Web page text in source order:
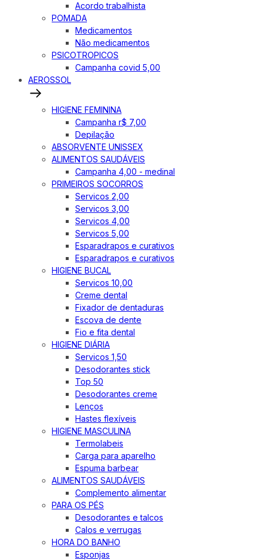
Acordo trabalhista
POMADA
Medicamentos
Não medicamentos
PSICOTROPICOS
Campanha covid 5,00
AEROSSOL
HIGIENE FEMININA
Campanha r$ 7,00
Depilação
ABSORVENTE UNISSEX
ALIMENTOS SAUDÁVEIS
Campanha 4,00 - medinal
PRIMEIROS SOCORROS
Servicos 2,00
Servicos 3,00
Servicos 4,00
Servicos 5,00
Esparadrapos e curativos
Esparadrapos e curativos
HIGIENE BUCAL
Servicos 10,00
Creme dental
Fixador de dentaduras
Escova de dente
Fio e fita dental
HIGIENE DIÁRIA
Servicos 1,50
Desodorantes stick
Top 50
Desodorantes creme
Lenços
Hastes flexíveis
HIGIENE MASCULINA
Termolabeis
Carga para aparelho
Espuma barbear
ALIMENTOS SAUDÁVEIS
Complemento alimentar
PARA OS PÉS
Desodorantes e talcos
Calos e verrugas
HORA DO BANHO
Esponjas